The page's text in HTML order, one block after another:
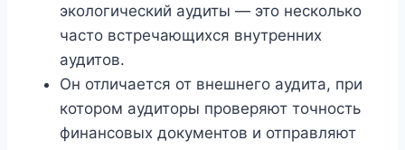
экологический аудиты — это несколько
часто встречающихся внутренних
аудитов.
Он отличается от внешнего аудита, при
котором аудиторы проверяют точность
финансовых документов и отправляют